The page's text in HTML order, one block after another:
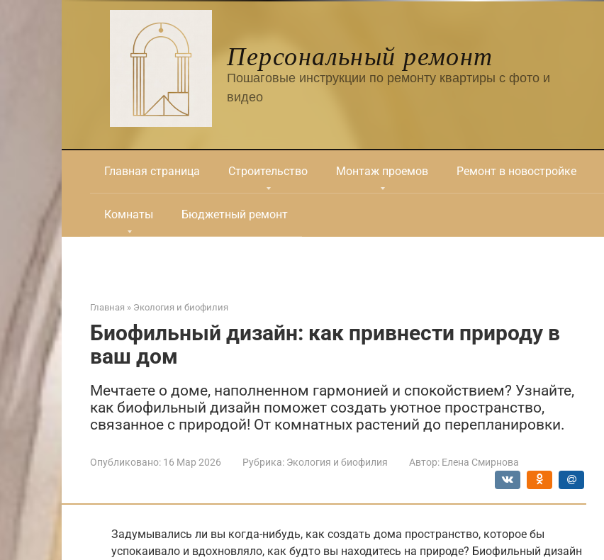
Персональный ремонт
Пошаговые инструкции по ремонту квартиры с фото и
видео
Главная страница Строительство Монтаж проемов Ремонт в новостройке
Комнаты Бюджетный ремонт
Главная » Экология и биофилия
Биофильный дизайн: как привнести природу в
ваш дом
Мечтаете о доме, наполненном гармонией и спокойствием? Узнайте,
как биофильный дизайн поможет создать уютное пространство,
связанное с природой! От комнатных растений до перепланировки.
Опубликовано: 16 Мар 2026 Рубрика: Экология и биофилия Автор: Елена Смирнова
Задумывались ли вы когда-нибудь, как создать дома пространство, которое бы
успокаивало и вдохновляло, как будто вы находитесь на природе? Биофильный дизайн